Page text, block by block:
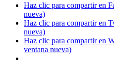
Haz clic para compartir en
nueva)
Haz clic para compartir en
nueva)
Haz clic para compartir en
ventana nueva)